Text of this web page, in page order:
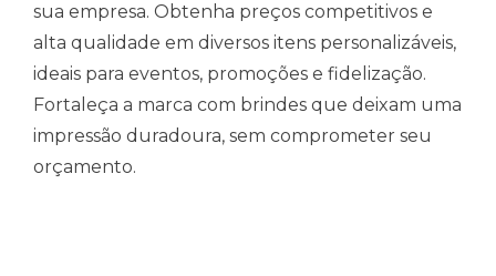
sua empresa. Obtenha preços competitivos e
alta qualidade em diversos itens personalizáveis,
ideais para eventos, promoções e fidelização.
Fortaleça a marca com brindes que deixam uma
impressão duradoura, sem comprometer seu
orçamento.